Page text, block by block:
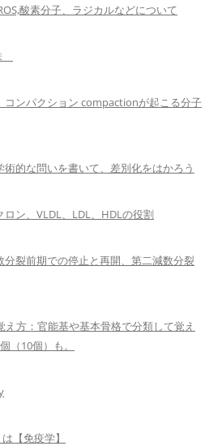
酸素分子、ラジカルなどについて
ンパクション compactionが起こる分子
的な問いを書いて、差別化をはかろう
ン、VLDL、LDL、HDLの役割
裂前期での停止と再開、第二減数分裂
方：官能基や基本骨格で分類して覚え
（10個）も。
【免疫学】